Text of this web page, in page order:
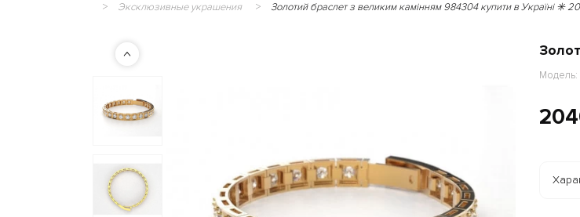
Эксклюзивные украшения Золотий браслет з великим камінням 984304 купити в Україні ✳️